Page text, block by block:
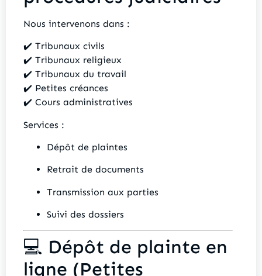
Nous intervenons dans :
✔️ Tribunaux civils
✔️ Tribunaux religieux
✔️ Tribunaux du travail
✔️ Petites créances
✔️ Cours administratives
Services :
Dépôt de plaintes
Retrait de documents
Transmission aux parties
Suivi des dossiers
💻 Dépôt de plainte en
ligne (Petites